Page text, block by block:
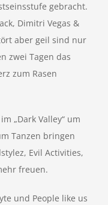
gebracht.
Dimitri Vegas &
aber geil sind nur
zwei Tagen das
zum Rasen
„Dark Valley“ um
Tanzen bringen
Evil Activities,
freuen.
und People like us